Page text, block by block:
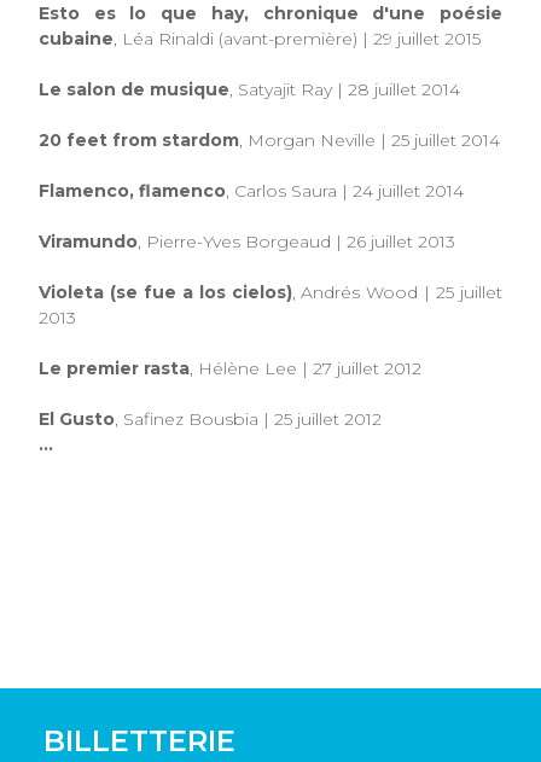
Esto es lo que hay, chronique d'une poésie
cubaine, Léa Rinaldi (avant-première) | 29 juillet 2015
Le salon de musique, Satyajit Ray | 28 juillet 2014
20 feet from stardom, Morgan Neville | 25 juillet 2014
Flamenco, flamenco, Carlos Saura | 24 juillet 2014
Viramundo, Pierre-Yves Borgeaud | 26 juillet 2013
Violeta (se fue a los cielos), Andrés Wood | 25 juillet
2013
Le premier rasta, Hélène Lee | 27 juillet 2012
El Gusto, Safinez Bousbia | 25 juillet 2012
...
BILLETTERIE